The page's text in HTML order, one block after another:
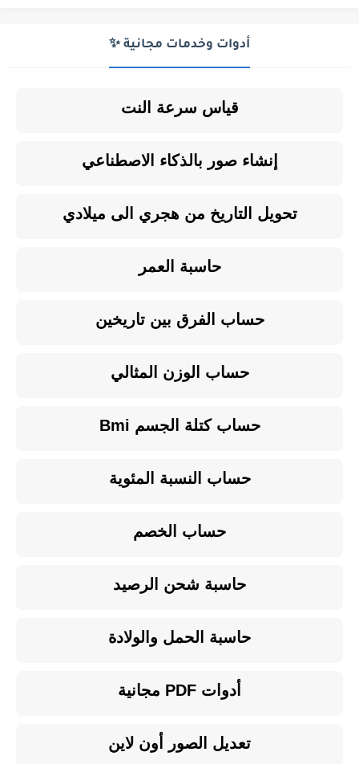
أدوات وخدمات مجانية ✨
قياس سرعة النت
إنشاء صور بالذكاء الاصطناعي
تحويل التاريخ من هجري الى ميلادي
حاسبة العمر
حساب الفرق بين تاريخين
حساب الوزن المثالي
حساب كتلة الجسم Bmi
حساب النسبة المئوية
حساب الخصم
حاسبة شحن الرصيد
حاسبة الحمل والولادة
أدوات PDF مجانية
تعديل الصور أون لاين